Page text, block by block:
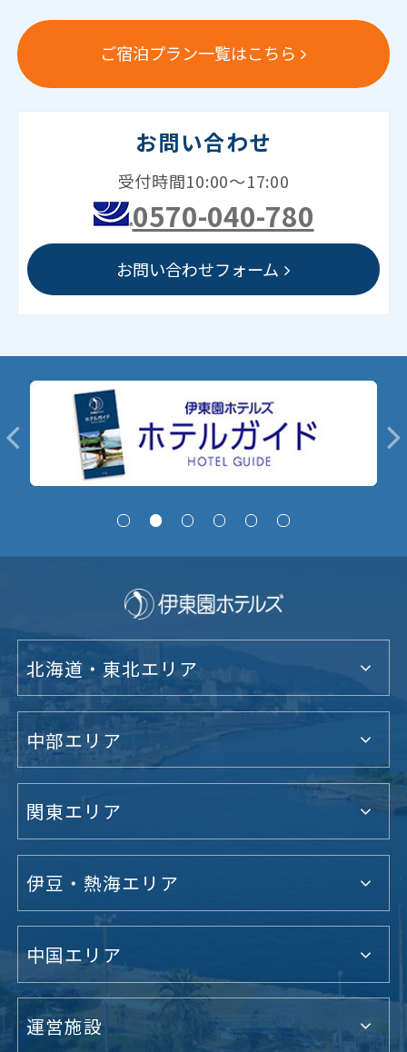
ご宿泊プラン一覧はこちら
お問い合わせ
受付時間10:00～17:00
0570-040-780
お問い合わせフォーム
北海道・東北エリア
中部エリア
関東エリア
伊豆・熱海エリア
中国エリア
運営施設